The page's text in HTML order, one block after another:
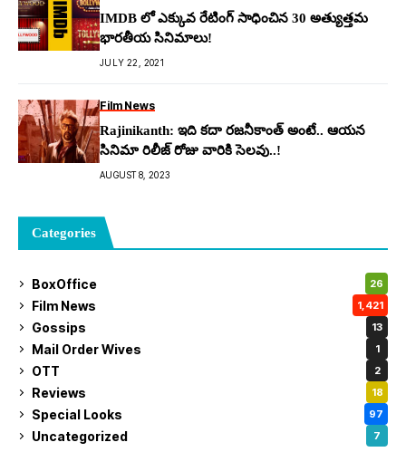
IMDB లో ఎక్కువ రేటింగ్ సాధించిన 30 అత్యుత్తమ
భారతీయ సినిమాలు!
JULY 22, 2021
Film News
Rajinikanth: ఇది క‌దా ర‌జ‌నీకాంత్ అంటే.. ఆయ‌న
సినిమా రిలీజ్ రోజు వారికి సెల‌వు..!
AUGUST 8, 2023
Categories
BoxOffice 26
Film News 1,421
Gossips 13
Mail Order Wives 1
OTT 2
Reviews 18
Special Looks 97
Uncategorized 7